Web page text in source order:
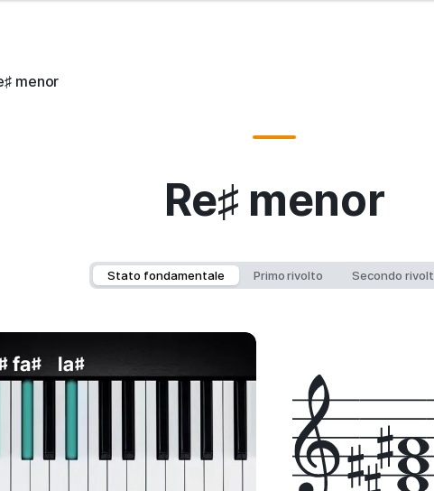
menor
Re♯ menor
Stato fondamentale Primo rivolto Secondo